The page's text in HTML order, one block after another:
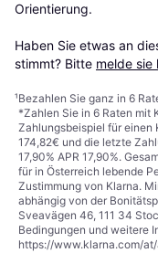
Orientierung.
Haben Sie etwas an
stimmt? Bitte melde sie
¹Bezahlen Sie ganz in 6
*Zahlen Sie in 6 Raten mit
Zahlungsbeispiel für einen
174,82€ und die letzte
17,90% APR 17,90%.
für in Österreich lebende
Zustimmung von Klarna.
abhängig von der
Sveavägen 46, 111 34
Bedingungen und weitere
https://www.klarna.com/